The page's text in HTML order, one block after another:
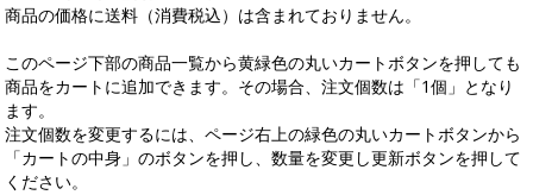
商品の価格に送料（消費税込）は含まれておりません。
このページ下部の商品一覧から黄緑色の丸いカートボタンを押しても
商品をカートに追加できます。その場合、注文個数は「1個」となり
ます。
注文個数を変更するには、ページ右上の緑色の丸いカートボタンから
「カートの中身」のボタンを押し、数量を変更し更新ボタンを押して
ください。